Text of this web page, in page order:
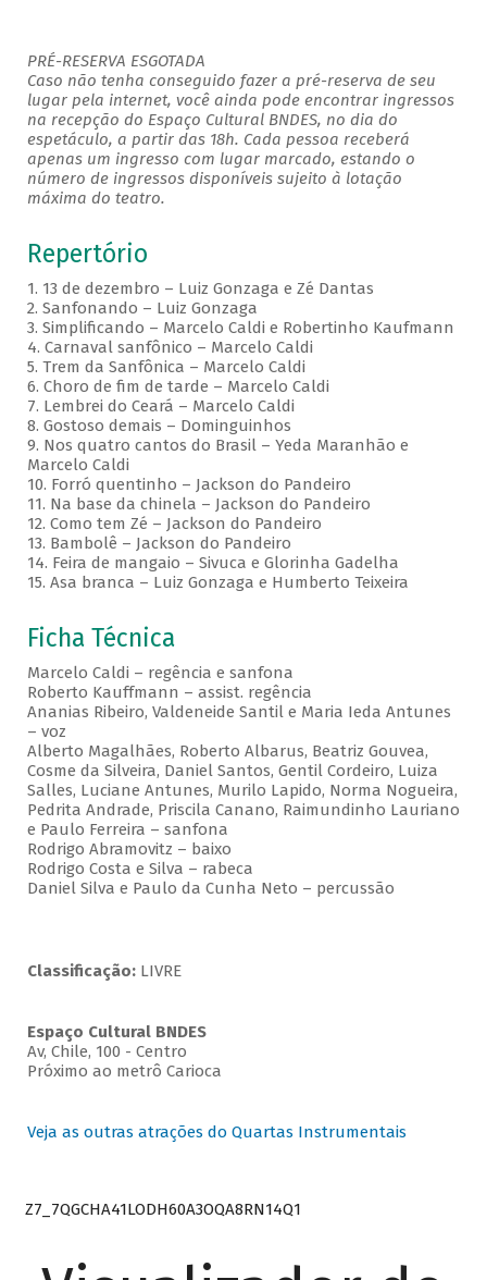
PRÉ-RESERVA ESGOTADA
Caso não tenha conseguido fazer a pré-reserva de seu
lugar pela internet, você ainda pode encontrar ingressos
na recepção do Espaço Cultural BNDES, no dia do
espetáculo, a partir das 18h. Cada pessoa receberá
apenas um ingresso com lugar marcado, estando o
número de ingressos disponíveis sujeito à lotação
máxima do teatro.
Repertório
1. 13 de dezembro – Luiz Gonzaga e Zé Dantas
2. Sanfonando – Luiz Gonzaga
3. Simplificando – Marcelo Caldi e Robertinho Kaufmann
4. Carnaval sanfônico – Marcelo Caldi
5. Trem da Sanfônica – Marcelo Caldi
6. Choro de fim de tarde – Marcelo Caldi
7. Lembrei do Ceará – Marcelo Caldi
8. Gostoso demais – Dominguinhos
9. Nos quatro cantos do Brasil – Yeda Maranhão e
Marcelo Caldi
10. Forró quentinho – Jackson do Pandeiro
11. Na base da chinela – Jackson do Pandeiro
12. Como tem Zé – Jackson do Pandeiro
13. Bambolê – Jackson do Pandeiro
14. Feira de mangaio – Sivuca e Glorinha Gadelha
15. Asa branca – Luiz Gonzaga e Humberto Teixeira
Ficha Técnica
Marcelo Caldi – regência e sanfona
Roberto Kauffmann – assist. regência
Ananias Ribeiro, Valdeneide Santil e Maria Ieda Antunes
– voz
Alberto Magalhães, Roberto Albarus, Beatriz Gouvea,
Cosme da Silveira, Daniel Santos, Gentil Cordeiro, Luiza
Salles, Luciane Antunes, Murilo Lapido, Norma Nogueira,
Pedrita Andrade, Priscila Canano, Raimundinho Lauriano
e Paulo Ferreira – sanfona
Rodrigo Abramovitz – baixo
Rodrigo Costa e Silva – rabeca
Daniel Silva e Paulo da Cunha Neto – percussão
Classificação: LIVRE
Espaço Cultural BNDES
Av, Chile, 100 - Centro
Próximo ao metrô Carioca
Veja as outras atrações do Quartas Instrumentais
Z7_7QGCHA41LODH60A3OQA8RN14Q1